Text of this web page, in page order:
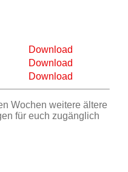
Download
Download
Download
Wochen weitere ältere
für euch zugänglich